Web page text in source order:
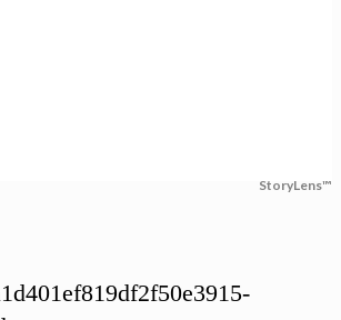
StoryLens™